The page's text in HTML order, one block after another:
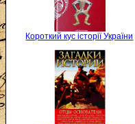
Короткий кус історії України